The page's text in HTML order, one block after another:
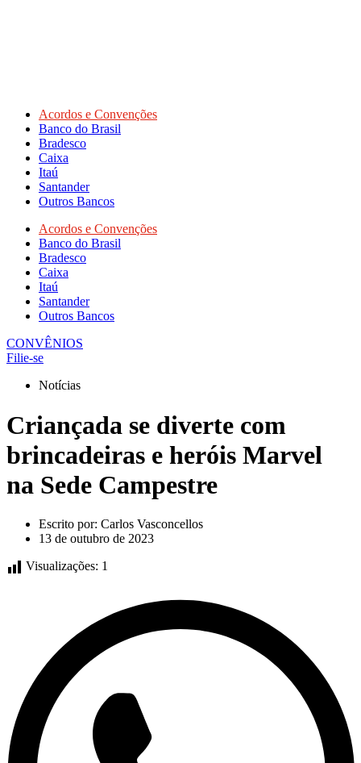
Acordos e Convenções
Banco do Brasil
Bradesco
Caixa
Itaú
Santander
Outros Bancos
Acordos e Convenções
Banco do Brasil
Bradesco
Caixa
Itaú
Santander
Outros Bancos
CONVÊNIOS
Filie-se
Notícias
Criançada se diverte com
brincadeiras e heróis Marvel
na Sede Campestre
Escrito por: Carlos Vasconcellos
13 de outubro de 2023
Visualizações: 1